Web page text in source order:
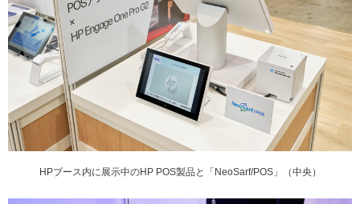
HPブース内に展示中のHP POS製品と「NeoSarf/POS」（中央）